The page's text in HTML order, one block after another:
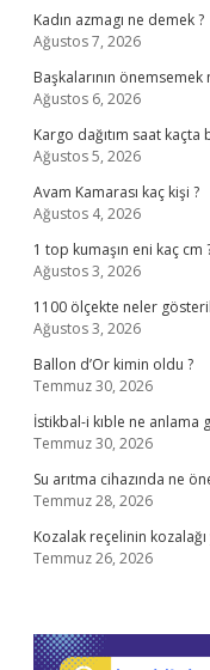
Kadın azmagı ne demek ?
Ağustos 7, 2026
Başkalarının önemsemek
Ağustos 6, 2026
Kargo dağıtım saat kaçta
Ağustos 5, 2026
Avam Kamarası kaç kişi ?
Ağustos 4, 2026
1 top kumaşın eni kaç cm
Ağustos 3, 2026
1100 ölçekte neler
Ağustos 3, 2026
Ballon d’Or kimin oldu ?
Temmuz 30, 2026
İstikbal-i kıble ne anlama
Temmuz 30, 2026
Su arıtma cihazında ne
Temmuz 28, 2026
Kozalak reçelinin
Temmuz 26, 2026